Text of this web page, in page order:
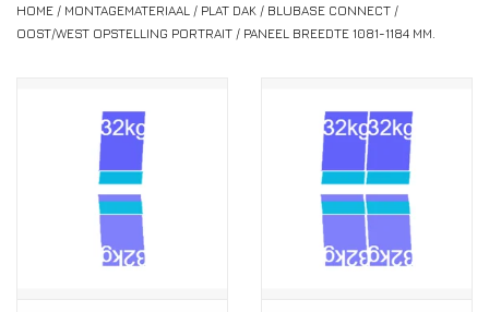
Gereedschap
HOME / MONTAGEMATERIAAL / PLAT DAK / BLUBASE CONNECT /
OOST/WEST OPSTELLING PORTRAIT / PANEEL BREEDTE 1081-1184 MM.